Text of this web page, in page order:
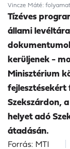
Vincze Máté:
Tízéves
állami
kerüljenek -
Minisztérium
Szekszárdon,
helyet adó
átadásán.
Forrás: MTI